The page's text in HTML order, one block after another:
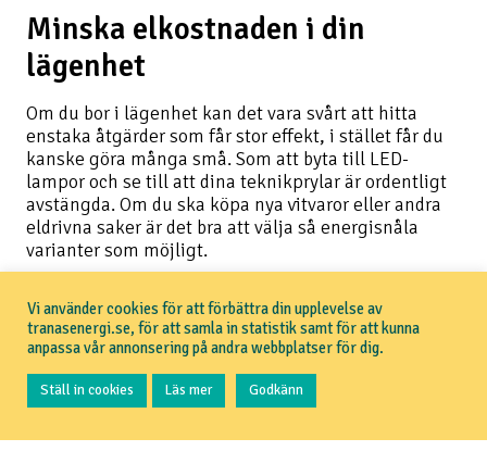
Minska elkostnaden i din
lägenhet
Om du bor i lägenhet kan det vara svårt att hitta
enstaka åtgärder som får stor effekt, i stället får du
kanske göra många små. Som att byta till LED-
lampor och se till att dina teknikprylar är ordentligt
avstängda. Om du ska köpa nya vitvaror eller andra
eldrivna saker är det bra att välja så energisnåla
varianter som möjligt.
Se elpriser och teckna elavtal
Tillbaka
Vi använder cookies för att förbättra din upplevelse av
tranasenergi.se, för att samla in statistik samt för att kunna
anpassa vår annonsering på andra webbplatser för dig.
Ställ in cookies Läs mer Godkänn